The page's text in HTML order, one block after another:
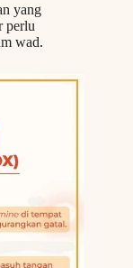
yang
perlu
wad.